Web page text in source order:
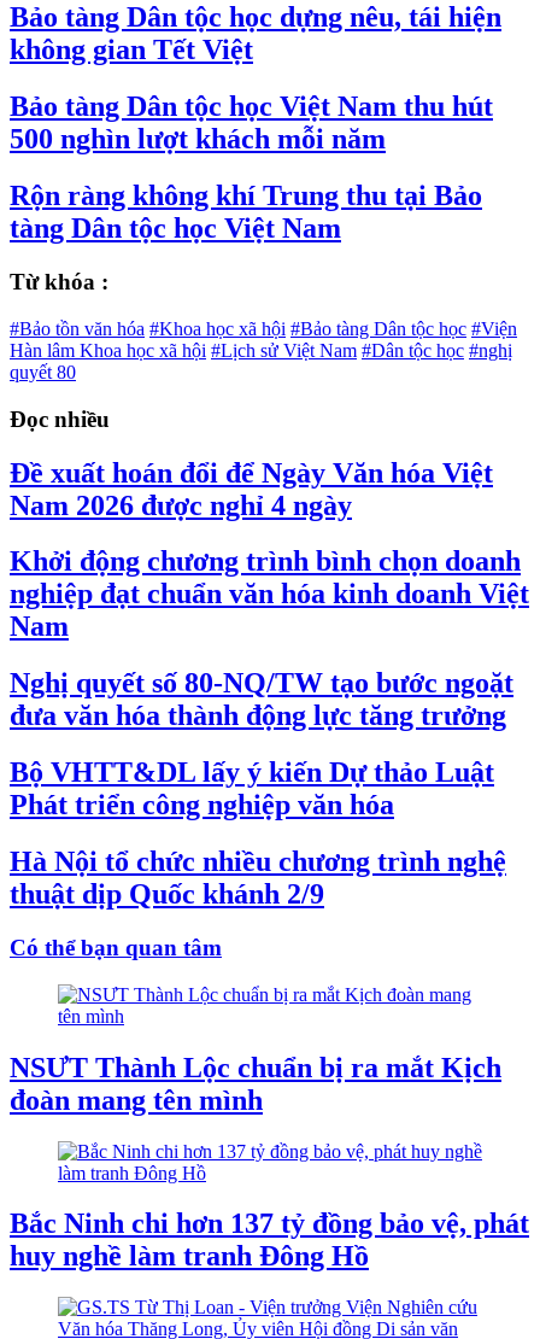
Bảo tàng Dân tộc học dựng nêu, tái hiện
không gian Tết Việt
Bảo tàng Dân tộc học Việt Nam thu hút
500 nghìn lượt khách mỗi năm
Rộn ràng không khí Trung thu tại Bảo
tàng Dân tộc học Việt Nam
Từ khóa :
#Bảo tồn văn hóa #Khoa học xã hội #Bảo tàng Dân tộc học #Viện
Hàn lâm Khoa học xã hội #Lịch sử Việt Nam #Dân tộc học #nghị
quyết 80
Đọc nhiều
Đề xuất hoán đổi để Ngày Văn hóa Việt
Nam 2026 được nghỉ 4 ngày
Khởi động chương trình bình chọn doanh
nghiệp đạt chuẩn văn hóa kinh doanh Việt
Nam
Nghị quyết số 80-NQ/TW tạo bước ngoặt
đưa văn hóa thành động lực tăng trưởng
Bộ VHTT&DL lấy ý kiến Dự thảo Luật
Phát triển công nghiệp văn hóa
Hà Nội tổ chức nhiều chương trình nghệ
thuật dịp Quốc khánh 2/9
Có thể bạn quan tâm
NSƯT Thành Lộc chuẩn bị ra mắt Kịch
đoàn mang tên mình
Bắc Ninh chi hơn 137 tỷ đồng bảo vệ, phát
huy nghề làm tranh Đông Hồ